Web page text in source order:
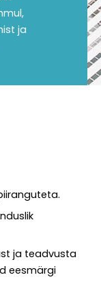
ja
ja teadvusta
eesmärgi